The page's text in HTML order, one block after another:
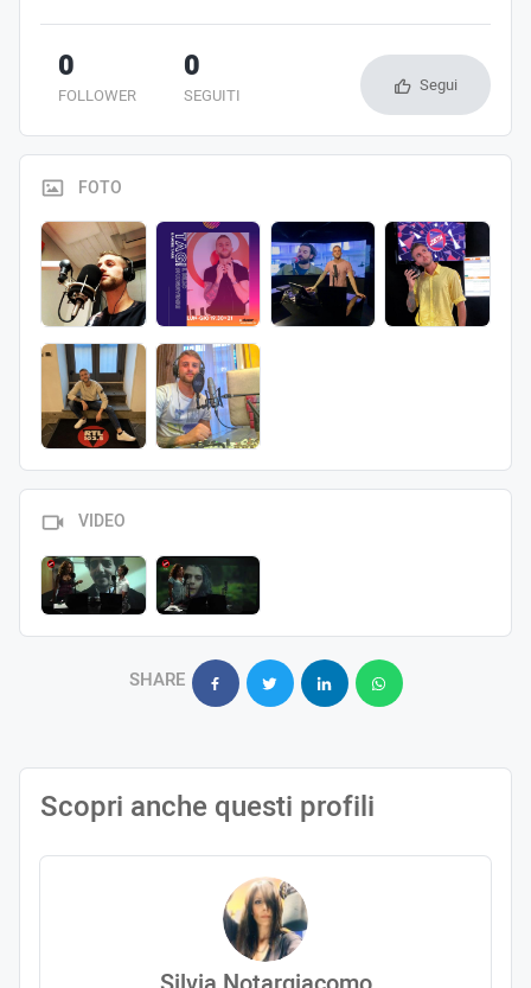
FOLLOWER
0
SEGUITI
0 Segui
FOTO
VIDEO
SHARE
Scopri anche questi profili